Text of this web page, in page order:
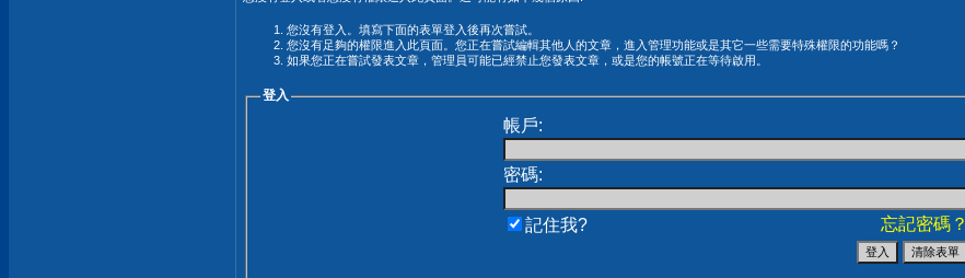
您沒有登入。填寫下面的表單登入後再次嘗試。
您沒有足夠的權限進入此頁面。您正在嘗試編輯其他人的文章，進入管理功能或是其它一些需要特殊權限的功能嗎？
如果您正在嘗試發表文章，管理員可能已經禁止您發表文章，或是您的帳號正在等待啟用。
登入
帳戶:
密碼:
忘記密碼？
記住我?